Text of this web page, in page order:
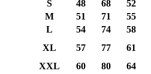
S
48 68 52
M
51 71 55
L
54 74 58
XL
57 77 61
XXL
60 80 64